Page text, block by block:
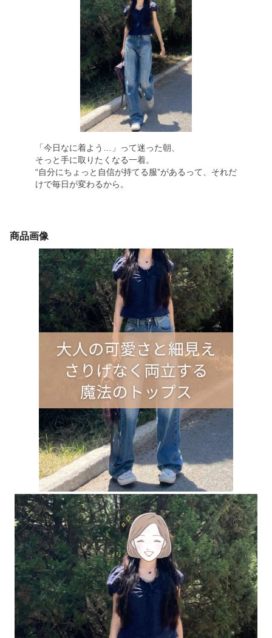
「今日なに着よう…」って迷った朝、
そっと手に取りたくなる一着。
“自分にちょっと自信が持てる服”があるって、それだ
けで毎日が変わるから。
商品画像